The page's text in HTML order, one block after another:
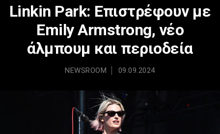
Linkin Park: Επιστρέφουν με
Emily Armstrong, νέο
άλμπουμ και περιοδεία
NEWSROOM 09.09.2024